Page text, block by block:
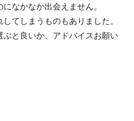
なかなか出会えません。
てしまうものもありました。
と良いか、アドバイスお願い